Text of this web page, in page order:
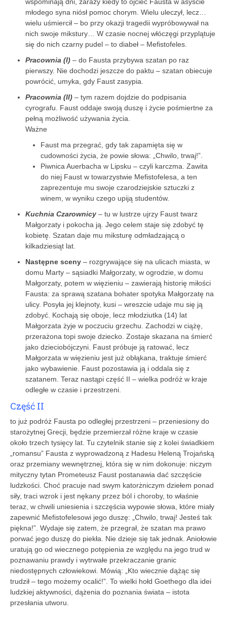
młodego syna niósł pomoc chorym. Wielu uleczył, lecz…
wielu uśmiercił – bo przy okazji tragedii wypróbowywał na
nich swoje mikstury… W czasie nocnej włóczęgi przyplątuje
się do nich czarny pudel – to diabeł – Mefistofeles.
Pracownia (I) – do Fausta przybywa szatan po raz
pierwszy. Nie dochodzi jeszcze do paktu – szatan obiecuje
powrócić, umyka, gdy Faust zasypia.
Pracownia (II) – tym razem dojdzie do podpisania
cyrografu. Faust oddaje swoją duszę i życie pośmiertne za
pełną możliwość używania życia.
Ważne
Faust ma przegrać, gdy tak zapamięta się w
cudowności życia, że powie słowa: „Chwilo, trwaj!”.
Piwnica Auerbacha w Lipsku – czyli karczma. Zawita
do niej Faust w towarzystwie Mefistofelesa, a ten
zaprezentuje mu swoje czarodziejskie sztuczki z
winem, w wyniku czego upiją studentów.
Kuchnia Czarownicy – tu w lustrze ujrzy Faust twarz
Małgorzaty i pokocha ją. Jego celem staje się zdobyć tę
kobietę. Szatan daje mu miksturę odmładzającą o
kilkadziesiąt lat.
Następne sceny – rozgrywające się na ulicach miasta, w
domu Marty – sąsiadki Małgorzaty, w ogrodzie, w domu
Małgorzaty, potem w więzieniu – zawierają historię miłości
Fausta: za sprawą szatana bohater spotyka Małgorzatę na
ulicy. Posyła jej klejnoty, kusi – wreszcie udaje mu się ją
zdobyć. Kochają się oboje, lecz młodziutka (14) lat
Małgorzata żyje w poczuciu grzechu. Zachodzi w ciążę,
przerażona topi swoje dziecko. Zostaje skazana na śmierć
jako dzieciobójczyni. Faust próbuje ją ratować, lecz
Małgorzata w więzieniu jest już obłąkana, traktuje śmierć
jako wybawienie. Faust pozostawia ją i oddala się z
szatanem. Teraz nastąpi część II – wielka podróż w kraje
odległe w czasie i przestrzeni.
Część II
to już podróż Fausta po odległej przestrzeni – przeniesiony do
starożytnej Grecji, będzie przemierzał różne kraje w czasie
około trzech tysięcy lat. Tu czytelnik stanie się z kolei świadkiem
„romansu” Fausta z wyprowadzoną z Hadesu Heleną Trojańską
oraz przemiany wewnętrznej, która się w nim dokonuje: niczym
mityczny tytan Prometeusz Faust postanawia dać szczęście
ludzkości. Choć pracuje nad swym katorżniczym dziełem ponad
siły, traci wzrok i jest nękany przez ból i choroby, to właśnie
teraz, w chwili uniesienia i szczęścia wypowie słowa, które miały
zapewnić Mefistofelesowi jego duszę: „Chwilo, trwaj! Jesteś tak
piękna!”. Wydaje się zatem, że przegrał, że szatan ma prawo
porwać jego duszę do piekła. Nie dzieje się tak jednak. Aniołowie
uratują go od wiecznego potępienia ze względu na jego trud w
poznawaniu prawdy i wytrwałe przekraczanie granic
niedostępnych człowiekowi. Mówią: „Kto wiecznie dążąc się
trudził – tego możemy ocalić!”. To wielki hołd Goethego dla idei
ludzkiej aktywności, dążenia do poznania świata – istota
przesłania utworu.